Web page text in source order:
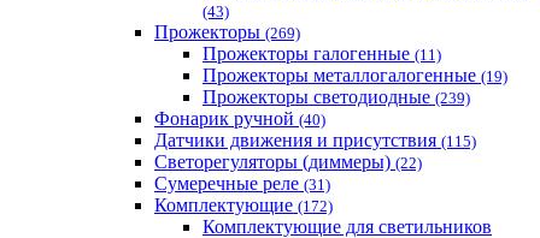
(43)
Прожекторы (269)
Прожекторы галогенные (11)
Прожекторы металлогалогенные (19)
Прожекторы светодиодные (239)
Фонарик ручной (40)
Датчики движения и присутствия (115)
Светорегуляторы (диммеры) (22)
Сумеречные реле (31)
Комплектующие (172)
Комплектующие для светильников